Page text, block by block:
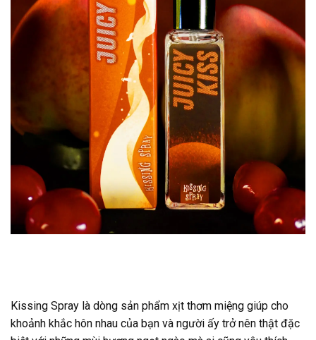
Kissing Spray là dòng sản phẩm xịt thơm miệng giúp cho
khoảnh khắc hôn nhau của bạn và người ấy trở nên thật đặc